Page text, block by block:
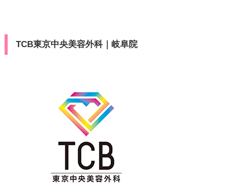
TCB東京中央美容外科｜岐阜院